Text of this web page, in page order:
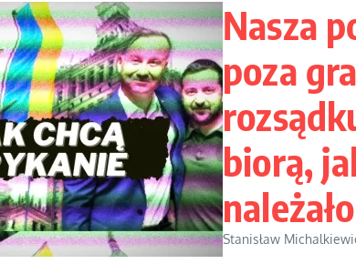
Nasza
poza
biorą,
należało
Stanisław